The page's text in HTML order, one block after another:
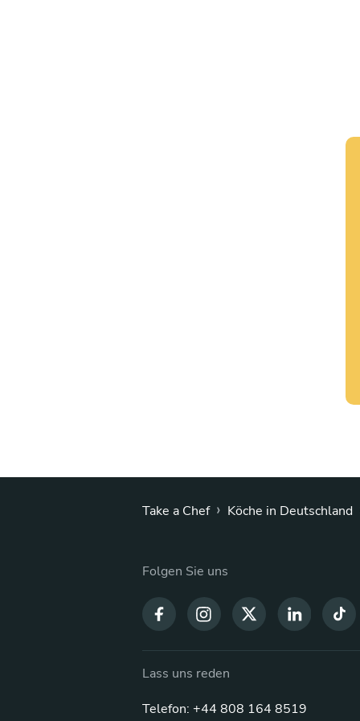
Take a Chef › Köche in Deutschland
Folgen Sie uns
Lass uns reden
Telefon: +44 808 164 8519